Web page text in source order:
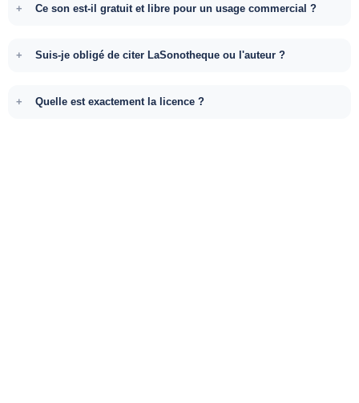
Ce son est-il gratuit et libre pour un usage commercial ?
Suis-je obligé de citer LaSonotheque ou l'auteur ?
Quelle est exactement la licence ?